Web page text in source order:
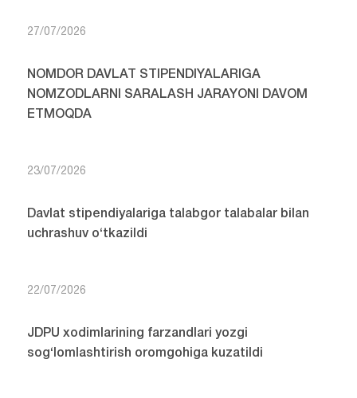
27/07/2026
NOMDOR DAVLAT STIPENDIYALARIGA
NOMZODLARNI SARALASH JARAYONI DAVOM
ETMOQDA
23/07/2026
Davlat stipendiyalariga talabgor talabalar bilan
uchrashuv o‘tkazildi
22/07/2026
JDPU xodimlarining farzandlari yozgi
sog‘lomlashtirish oromgohiga kuzatildi